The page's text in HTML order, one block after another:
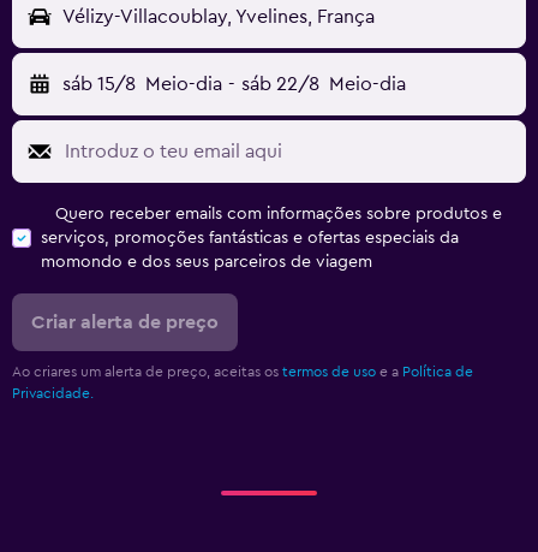
Vélizy-Villacoublay, Yvelines, França
sáb 15/8 Meio-dia - sáb 22/8 Meio-dia
Quero receber emails com informações sobre produtos e
serviços, promoções fantásticas e ofertas especiais da
momondo e dos seus parceiros de viagem
Criar alerta de preço
Ao criares um alerta de preço, aceitas os termos de uso e a Política de
Privacidade.